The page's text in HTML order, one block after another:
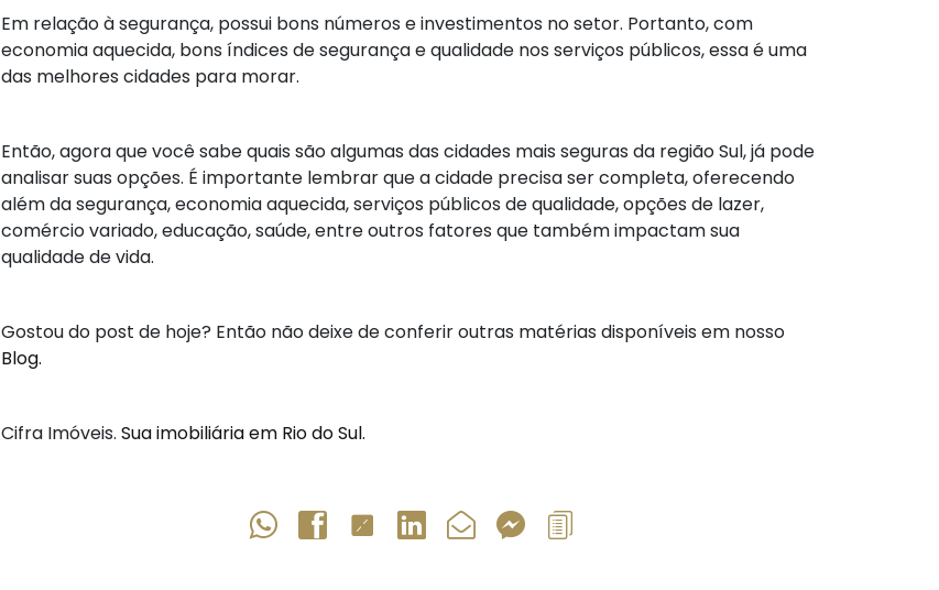
Em relação à segurança, possui bons números e investimentos no setor. Portanto, com
economia aquecida, bons índices de segurança e qualidade nos serviços públicos, essa é uma
das melhores cidades para morar.
Então, agora que você sabe quais são algumas das cidades mais seguras da região Sul, já pode
analisar suas opções. É importante lembrar que a cidade precisa ser completa, oferecendo
além da segurança, economia aquecida, serviços públicos de qualidade, opções de lazer,
comércio variado, educação, saúde, entre outros fatores que também impactam sua
qualidade de vida.
Gostou do post de hoje? Então não deixe de conferir outras matérias disponíveis em nosso
Blog.
Cifra Imóveis. Sua imobiliária em Rio do Sul.